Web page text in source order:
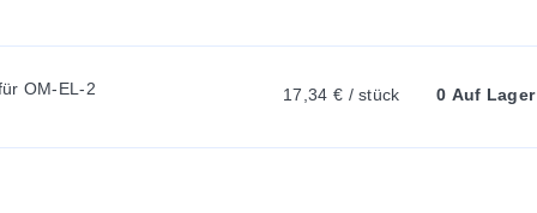
blinkt grün, um anzuzeigen, dass der OM-EL-USB-TP-LCD
von Abtastrate, Umgebungstemperatur und LCD-Nutzung)
T
T
OM-EL-2 17,34 € / stück 0 Auf Lager